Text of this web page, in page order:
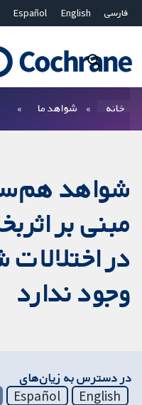
فارسی English
Español
Bahasa Malaysia
ไทย
文
خانه شواهد ما
شواهد
مبنی بر
در
وجود ندارد
در دسترس به زیان‌های
English
Español